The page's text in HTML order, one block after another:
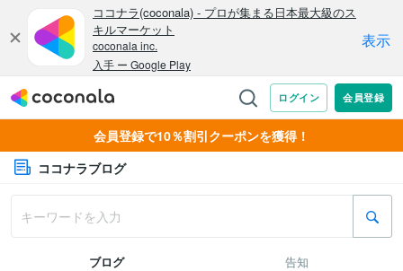
会員登録で10％割引クーポンを獲得！
ココナラブログ
ブログ 告知